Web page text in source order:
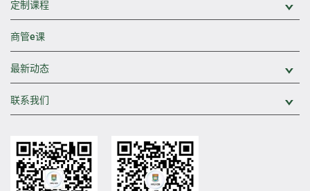
定制课程
商管e课
最新动态
联系我们